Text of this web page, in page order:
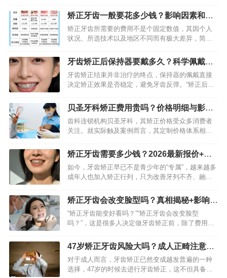
25岁上下的人，由于各种各样的缘故，在青少年阶
段错失了矫正的机会，…
矫正牙齿一般要花多少钱？影响因素和价
格范围详解
矫正牙齿所需要的费用不是个固定数值，其因个人
状况、所选技术以及地区不同而有极大差异，简单
千元到五六万元人民币范围里，跨度相当大，弄明
白费用的构成，可助你在咨…
牙齿矫正后保持器要戴多久？科学佩戴指
南+避坑要点
牙齿矫正结束并非治疗的终点，保持器的佩戴直接
决定矫正效果是否稳定，避免牙齿反弹。“矫正后保
佩戴时长没有统一标准，需结合年龄、牙齿情况、
矫正难度等因素综合判…
贝圣牙科矫正费用贵吗？价格明细与影响
因素详解
齿科连锁机构贝圣牙科，其矫正价格受众多消费者
关注。就实际触及案例而言，其定制价格体系相对
类以及医生资历等诸多因素而出现较大不同。知悉
价格组构，能够助力患者做…
矫正牙齿需要多少钱？2026最新报价+省
钱避坑指南
如今，牙齿矫正早已不是青少年的“专属”，越来越多
成年人也加入矫正行列，只为改善牙列不齐、龅
大家最关心的还是“矫正牙齿需要多少钱”。其实，牙
齿矫正没有统一定价…
矫正牙齿会改变脸型吗？真相揭秘+影响程
度全解析
“矫正牙齿能变好看吗？”“矫正牙齿会改变脸型
吗？”，这是很多人决定做牙齿矫正前，除了费用、
“正畸后圆脸变鹅蛋脸”的案例，也有不少人反馈“矫
正后脸型毫无变…
47岁矫正牙齿风险大吗？成人正畸注意事
项详解
对于成人而言，牙齿矫正已然变成越发普遍的一种
选择，47岁的时候去进行牙齿矫正，这不但具备可